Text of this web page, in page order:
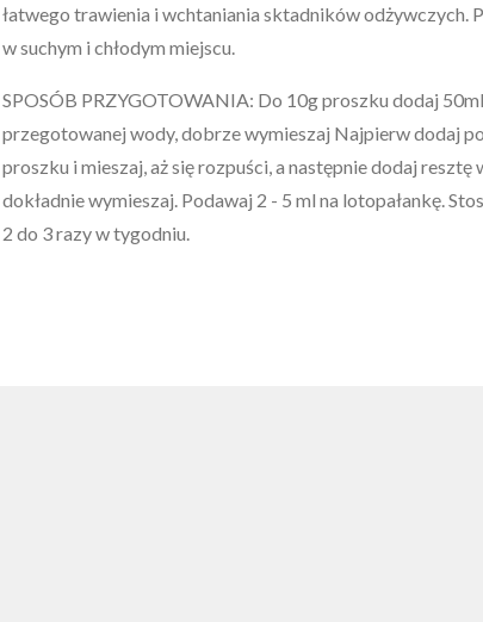
łatwego trawienia i wchtaniania sktadników odżywczych.
w suchym i chłodym miejscu.
SPOSÓB PRZYGOTOWANIA: Do 10g proszku dodaj
przegotowanej wody, dobrze wymieszaj Najpierw dodaj
proszku i mieszaj, aż się rozpuści, a następnie dodaj resztę
dokładnie wymieszaj. Podawaj 2 - 5 ml na lotopałankę.
2 do 3 razy w tygodniu.